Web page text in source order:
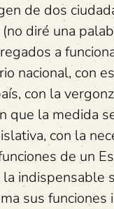
de dos
diré una
a
nacional, con
con la
que la medida
con la
de un
indispensable
sus